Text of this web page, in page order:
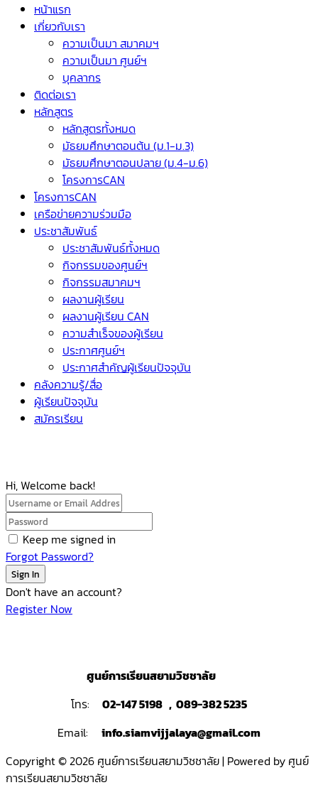
หน้าแรก
เกี่ยวกับเรา
ความเป็นมา สมาคมฯ
ความเป็นมา ศูนย์ฯ
บุคลากร
ติดต่อเรา
หลักสูตร
หลักสูตรทั้งหมด
มัธยมศึกษาตอนต้น (ม.1-ม.3)
มัธยมศึกษาตอนปลาย (ม.4-ม.6)
โครงการCAN
โครงการCAN
เครือข่ายความร่วมมือ
ประชาสัมพันธ์
ประชาสัมพันธ์ทั้งหมด
กิจกรรมของศูนย์ฯ
กิจกรรมสมาคมฯ
ผลงานผู้เรียน
ผลงานผู้เรียน CAN
ความสำเร็จของผู้เรียน
ประกาศศูนย์ฯ
ประกาศสำคัญผู้เรียนปัจจุบัน
คลังความรู้/สื่อ
ผู้เรียนปัจจุบัน
สมัครเรียน
Hi, Welcome back!
Keep me signed in
Forgot Password?
Sign In
Don't have an account?
Register Now
ศูนย์การเรียนสยามวิชชาลัย
โทร:
02-147 5198 , 089-382 5235
Email:
info.siamvijjalaya@gmail.com
Copyright © 2026 ศูนย์การเรียนสยามวิชชาลัย | Powered by ศูนย์
การเรียนสยามวิชชาลัย